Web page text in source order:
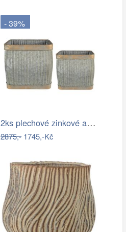
- 39%
2ks plechové zinkové antik obaly na…
2875,-1745,-Kč